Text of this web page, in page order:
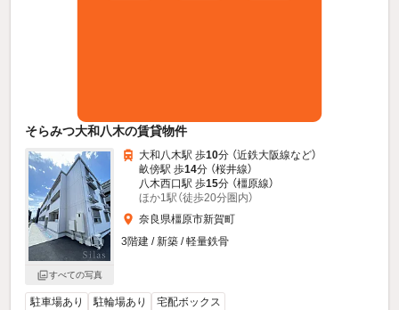
そらみつ大和八木の賃貸物件
すべての写真
大和八木駅 歩10分 （近鉄大阪線など）
畝傍駅 歩14分 （桜井線）
八木西口駅 歩15分 （橿原線）
ほか1駅（徒歩20分圏内）
奈良県橿原市新賀町
3階建 / 新築 / 軽量鉄骨
駐車場あり 駐輪場あり 宅配ボックス